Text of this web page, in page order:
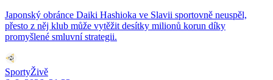
Japonský obránce Daiki Hashioka ve Slavii sportovně neuspěl,
přesto z něj klub může vytěžit desítky milionů korun díky
promyšlené smluvní strategii.
SportyŽivě